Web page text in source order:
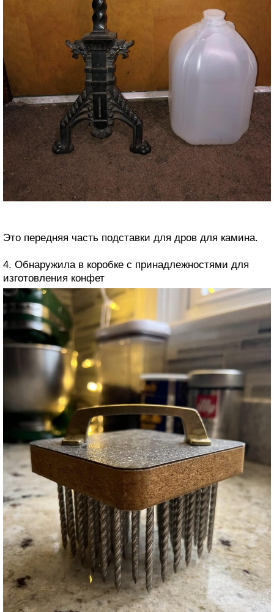
Это передняя часть подставки для дров для камина.
4. Обнаружила в коробке с принадлежностями для
изготовления конфет